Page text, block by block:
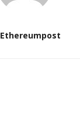
Ethereumpost